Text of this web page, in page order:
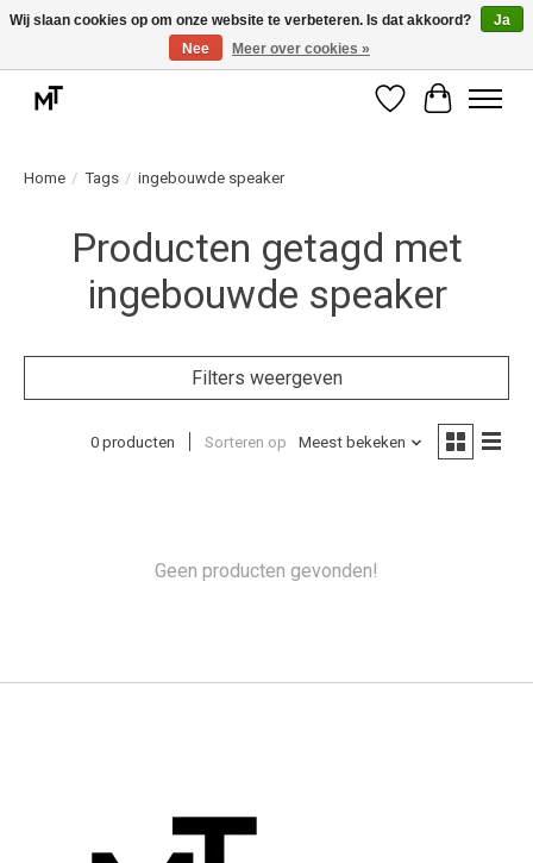
Deskundige installatie of montage nodig? Vraag ons naar de mogelijkheden.
Verlanglijst
Home / Tags / ingebouwde speaker
Producten getagd met
ingebouwde speaker
Filters weergeven
0 producten Sorteren op Meest bekeken
Geen producten gevonden!
Wij slaan cookies op om onze website te verbeteren. Is dat akkoord?
Ja
Nee
Meer over cookies »